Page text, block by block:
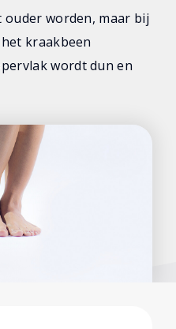
worden, maar bij
kraakbeen
wordt dun en